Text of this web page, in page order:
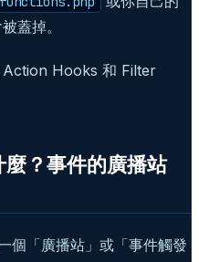
蓋掉。
Action Hooks 和 Filter
？事件的廣播站
「廣播站」或「事件觸發